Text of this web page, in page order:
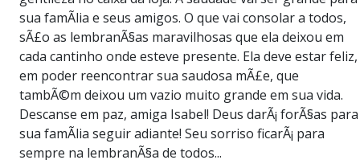
sua famÃ­lia e seus amigos. O que vai consolar a todos,
sÃ£o as lembranÃ§as maravilhosas que ela deixou em
cada cantinho onde esteve presente. Ela deve estar feliz,
em poder reencontrar sua saudosa mÃ£e, que
tambÃ©m deixou um vazio muito grande em sua vida.
Descanse em paz, amiga Isabel! Deus darÃ¡ forÃ§as para
sua famÃ­lia seguir adiante! Seu sorriso ficarÃ¡ para
sempre na lembranÃ§a de todos...